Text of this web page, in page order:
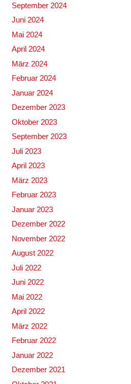
September 2024
Juni 2024
Mai 2024
April 2024
März 2024
Februar 2024
Januar 2024
Dezember 2023
Oktober 2023
September 2023
Juli 2023
April 2023
März 2023
Februar 2023
Januar 2023
Dezember 2022
November 2022
August 2022
Juli 2022
Juni 2022
Mai 2022
April 2022
März 2022
Februar 2022
Januar 2022
Dezember 2021